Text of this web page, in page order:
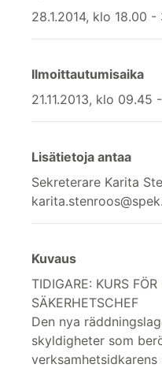
28.1.2014, klo 18.00 -
Ilmoittautumisaika
21.11.2013, klo 09.45
Lisätietoja antaa
Sekreterare Karita
Kuvaus
TIDIGARE: KURS
SÄKERHETSCHEF
Den nya
skyldigheter som